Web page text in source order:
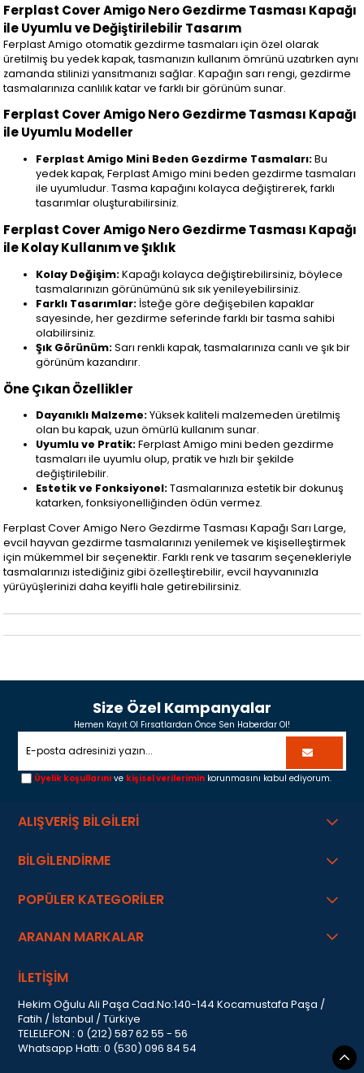
Ferplast Cover Amigo Nero Gezdirme Tasması Kapağı
ile Uyumlu ve Değiştirilebilir Tasarım
Ferplast Amigo otomatik gezdirme tasmaları için özel olarak
üretilmiş bu yedek kapak, tasmanızın kullanım ömrünü uzatırken aynı
zamanda stilinizi yansıtmanızı sağlar. Kapağın sarı rengi, gezdirme
tasmalarınıza canlılık katar ve farklı bir görünüm sunar.
Ferplast Cover Amigo Nero Gezdirme Tasması Kapağı
ile Uyumlu Modeller
Ferplast Amigo Mini Beden Gezdirme Tasmaları:Bu
yedek kapak, Ferplast Amigo mini beden gezdirme tasmaları
ile uyumludur. Tasma kapağını kolayca değiştirerek, farklı
tasarımlar oluşturabilirsiniz.
Ferplast Cover Amigo Nero Gezdirme Tasması Kapağı
ile Kolay Kullanım ve Şıklık
Kolay Değişim:Kapağı kolayca değiştirebilirsiniz, böylece
tasmalarınızın görünümünü sık sık yenileyebilirsiniz.
Farklı Tasarımlar: İsteğe göre değişebilen kapaklar
sayesinde, her gezdirme seferinde farklı bir tasma sahibi
olabilirsiniz.
Şık Görünüm:Sarı renkli kapak, tasmalarınıza canlı ve şık bir
görünüm kazandırır.
Öne Çıkan Özellikler
Dayanıklı Malzeme:Yüksek kaliteli malzemeden üretilmiş
olan bu kapak, uzun ömürlü kullanım sunar.
Uyumlu ve Pratik:Ferplast Amigo mini beden gezdirme
tasmaları ile uyumlu olup, pratik ve hızlı bir şekilde
değiştirilebilir.
Estetik ve Fonksiyonel:Tasmalarınıza estetik bir dokunuş
katarken, fonksiyonelliğinden ödün vermez.
Ferplast Cover Amigo Nero Gezdirme Tasması Kapağı Sarı Large,
evcil hayvan gezdirme tasmalarınızı yenilemek ve kişiselleştirmek
için mükemmel bir seçenektir. Farklı renk ve tasarım seçenekleriyle
tasmalarınızı istediğiniz gibi özelleştirebilir, evcil hayvanınızla
yürüyüşlerinizi daha keyifli hale getirebilirsiniz.
Size Özel Kampanyalar
Hemen Kayıt Ol Fırsatlardan Önce Sen Haberdar Ol!
Üyelik koşullarını ve kişisel verilerimin korunmasını kabul ediyorum.
ALIŞVERİŞ BİLGİLERİ
BİLGİLENDİRME
POPÜLER KATEGORİLER
ARANAN MARKALAR
İLETİŞİM
Hekim Oğulu Ali Paşa Cad.No:140-144 Kocamustafa Paşa /
Fatih / İstanbul / Türkiye
TELELEFON : 0 (212) 587 62 55 - 56
Whatsapp Hattı: 0 (530) 096 84 54